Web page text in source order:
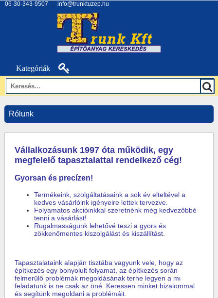
06-30-343-9507 info@trunktuzep.hu
Kategóriák
Rólunk
Vállalkozásunk 1997 óta működik, egy
megfelelő tapasztalattal rendelkező cég!
Gyorsan és precízen!
Termékeink, szolgáltatásaink a sok év elteltével a
kedves vásárlóink igényeire lettek tervezve.
Folyamatos akcióinkkal szeretnénk még kedvezőbbé
tenni a vásárlást!
Rugalmasságunk lehetővé teszi a gyors és
zökkenőmentes kiszolgálást és kiszállítást.
Tapasztalataink alapján tisztába vagyunk vele, hogy az
építkezés egy bonyolult folyamat, az építkezés során
felmerülő problémák megoldásának terhe legyen a mi
feladatunk is ne csak az öné. Keressen minket bizalommal
és segítünk megoldani a problémáit.